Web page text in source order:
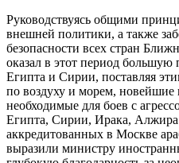
Руководствуясь общими
внешней политики, а также
безопасности всех стран
оказал в этот период
Египта и Сирии, поставляя
по воздуху и морем,
необходимые для боев с
Египта, Сирии, Ирака,
аккредитованных в Москве
выразили министру